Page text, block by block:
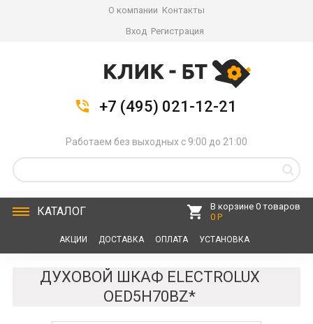
О компании Контакты
Вход Регистрация
+7 (495) 021-12-21
Работаем без выходных с 9:00 до 21:00
КАТАЛОГ
В корзине 0 товаров
0 Р
АКЦИИ ДОСТАВКА ОПЛАТА УСТАНОВКА
КОНТАКТЫ
ДУХОВОЙ ШКАФ ELECTROLUX
OED5H70BZ*